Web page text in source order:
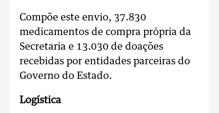
Compõe este envio, 37.830
medicamentos de compra própria da
Secretaria e 13.030 de doações
recebidas por entidades parceiras do
Governo do Estado.
Logística